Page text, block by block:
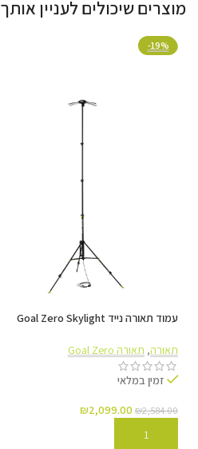
מוצרים שיכולים לעניין אותך
-19%
עמוד תאורה נייד Goal Zero Skylight
תאורה, תאורה Goal Zero
זמין במלאי
₪2,584.00
₪2,099.00
הוספה לסל